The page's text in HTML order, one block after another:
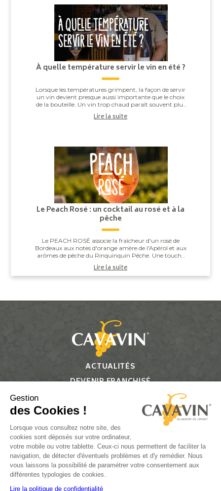
À quelle température servir le vin en été ?
Lorsque les températures grimpent, la façon de servir
un vin devient presque aussi importante que le choix
de la bouteille. Un vin trop chaud paraît souvent plus
Lire la suite
Le Peach Rosé : un cocktail au rosé et à la
pêche
Le PEACH ROSÉ associe la fraîcheur d'un rosé de
Bordeaux aux notes d'orange amère de l'Apérol et aux
arômes de pêche du Rinquinquin Pêche. Une touche
Lire la suite
ACTUALITÉS
DEVENIR FRANCHISÉ
Suivez-nous
L’ABUS D’ALCOOL EST DANGEREUX POUR LA SANTÉ, À
Gestion
des Cookies !
Lorsque vous consultez notre site, des
cookies sont déposés sur votre ordinateur,
votre mobile ou votre tablette. Ceux-ci nous permettent de faciliter la
navigation, de détecter d'éventuels problèmes et d'y remédier. Nous
vous laissons la possibilité de paramétrer votre consentement aux
différentes typologies de cookies.
Lire la politique de confidentialité